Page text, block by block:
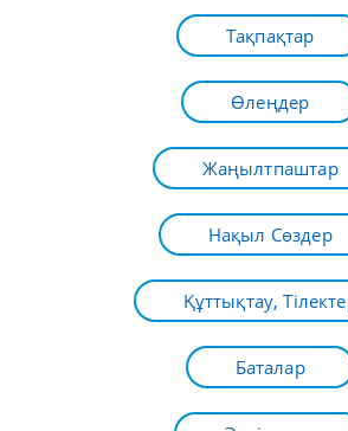
Тақпақтар
Өлеңдер
Жаңылтпаштар
Нақыл Сөздер
Құттықтау,
Баталар